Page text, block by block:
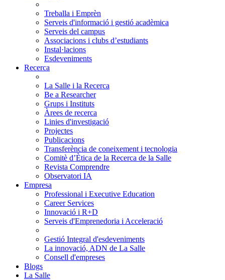
Treballa i Emprèn
Serveis d'informació i gestió acadèmica
Serveis del campus
Associacions i clubs d’estudiants
Instal·lacions
Esdeveniments
Recerca
La Salle i la Recerca
Be a Researcher
Grups i Instituts
Àrees de recerca
Linies d'investigació
Projectes
Publicacions
Transferència de coneixement i tecnologia
Comitè d’Ètica de la Recerca de la Salle
Revista Comprendre
Observatori IA
Empresa
Professional i Executive Education
Career Services
Innovació i R+D
Serveis d'Emprenedoria i Acceleració
Gestió Integral d'esdeveniments
La innovació, ADN de La Salle
Consell d'empreses
Blogs
La Salle